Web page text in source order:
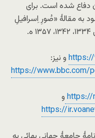
دفاع شده است. برای
به مقالۀ «صُورِ اِسرافیلِ
مالِکِ اَنام؛ نتیجۀ بهائی ستیزی سال‌های ۱۳۳۴، ۱۳۴۲، ۱۳۵۷ ه.
و نیز:
https://www.bbc.com/
https:// و
https://